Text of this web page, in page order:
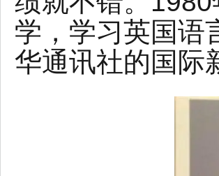
学，学习英国语
华通讯社的国际